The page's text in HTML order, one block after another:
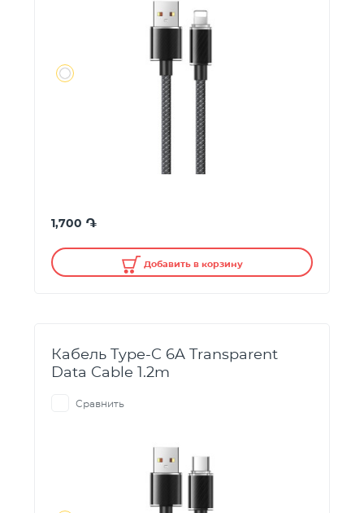
1,700 ֏
Добавить в корзину
Кабель Type-C 6A Transparent
Data Cable 1.2m
Сравнить